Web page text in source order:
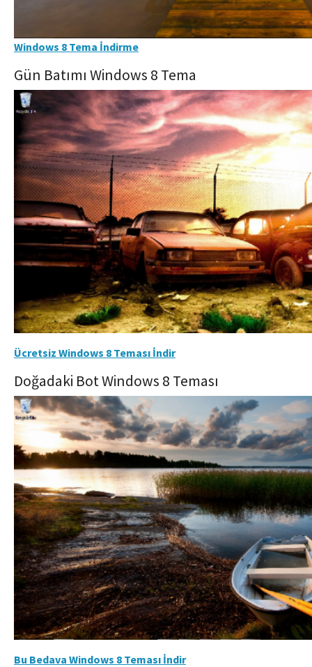
Windows 8 Tema İndirme
Gün Batımı Windows 8 Tema
Ücretsiz Windows 8 Teması İndir
Doğadaki Bot Windows 8 Teması
Bu Bedava Windows 8 Teması İndir